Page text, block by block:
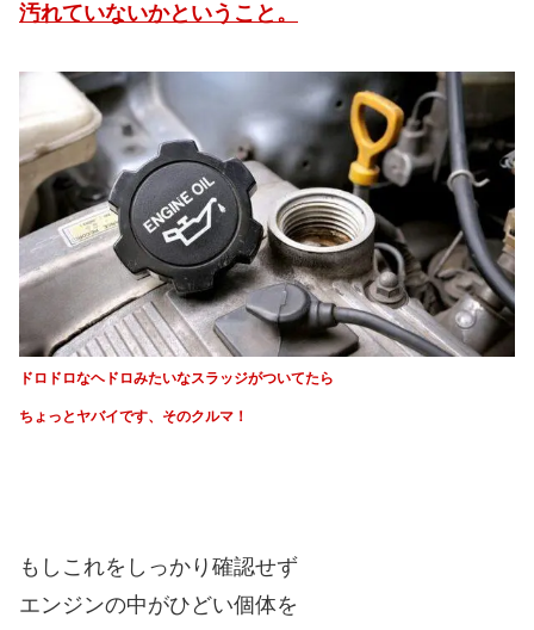
汚れていないかということ。
ドロドロなヘドロみたいなスラッジがついてたら
ちょっとヤバイです、そのクルマ！
もしこれをしっかり確認せず
エンジンの中がひどい個体を